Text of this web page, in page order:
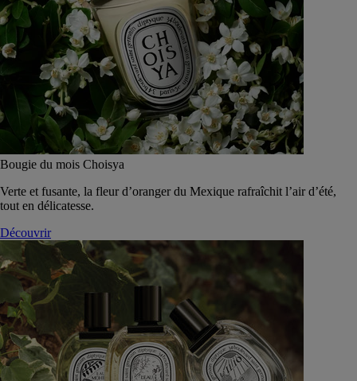
Bougie du mois Choisya
Verte et fusante, la fleur d’oranger du Mexique rafraîchit l’air d’été,
tout en délicatesse.
Découvrir